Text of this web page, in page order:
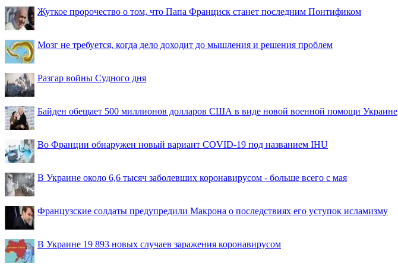
Жуткое пророчество о том, что Папа Франциск станет последним Понтификом
Мозг не требуется, когда дело доходит до мышления и решения проблем
Разгар войны Судного дня
Байден обещает 500 миллионов долларов США в виде новой военной помощи Украине
Во Франции обнаружен новый вариант COVID-19 под названием IHU
В Украине около 6,6 тысяч заболевших коронавирусом - больше всего с мая
Французские солдаты предупредили Макрона о последствиях его уступок исламизму
В Украине 19 893 новых случаев заражения коронавирусом